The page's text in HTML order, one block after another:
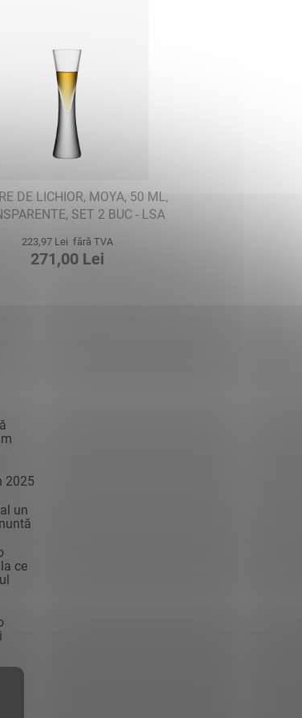
DE LICHIOR, MOYA, 50 ML,
SET 2 BUC - LSA
223,97 Lei fără TVA
271,00 Lei
2025
un
ce